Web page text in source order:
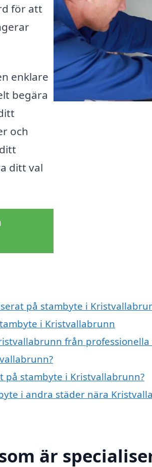
för att
enklare
begära
och
ditt val
på stambyte i
i Kristvallabrunn
från
stambyte i Kristvallabrunn?
i andra städer nära
är